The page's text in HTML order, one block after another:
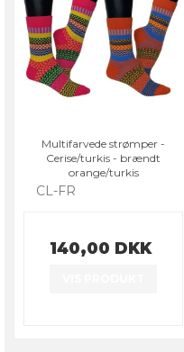
Multifarvede strømper -
Cerise/turkis - brændt
orange/turkis
CL-FR
140,00 DKK